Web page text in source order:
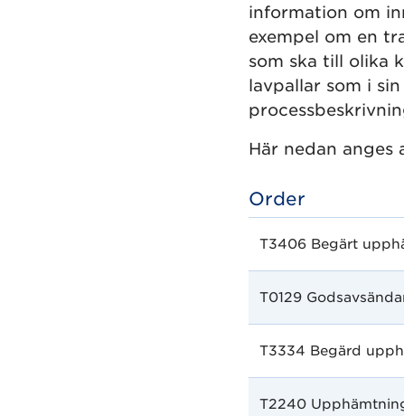
information om
exempel om en
som ska till olika
lavpallar som i
Här nedan anges
Order
T3406 Begärt
T0129
T3334 Begärd
T2240